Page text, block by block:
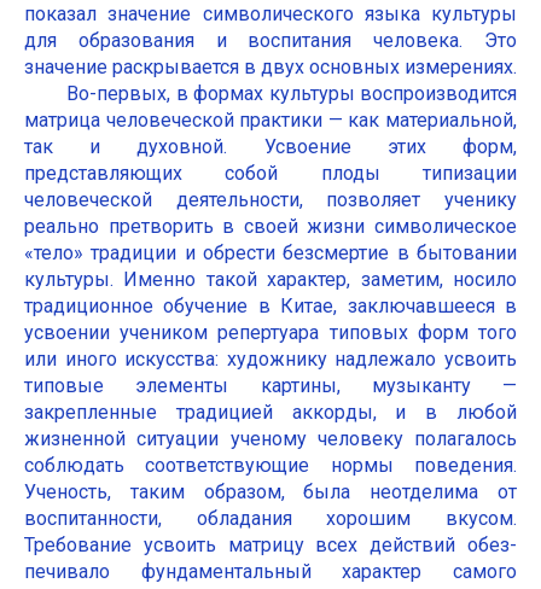
показал значение символического языка культуры
для образования и воспитания человека. Это
значение раскрывается в двух основных измерениях.
Во-первых, в формах культуры воспроизводится
матрица человеческой практики — как материальной,
так и духовной. Усвоение этих форм,
представляющих собой плоды типизации
человеческой деятельности, позволяет ученику
реально претворить в своей жизни символическое
«тело» традиции и обрести безсмертие в бытовании
культуры. Именно такой характер, заметим, носило
традиционное обучение в Китае, заключавшееся в
усвоении учеником репертуара типовых форм того
или иного искусства: художнику надлежало усвоить
типовые элементы картины, музыканту —
закрепленные традицией аккорды, и в любой
жизненной ситуации ученому человеку полагалось
соблюдать соответствующие нормы поведения.
Ученость, таким образом, была неотделима от
воспитанности, обладания хорошим вкусом.
Требование усвоить матрицу всех действий обез-
печивало фундаментальный характер самого